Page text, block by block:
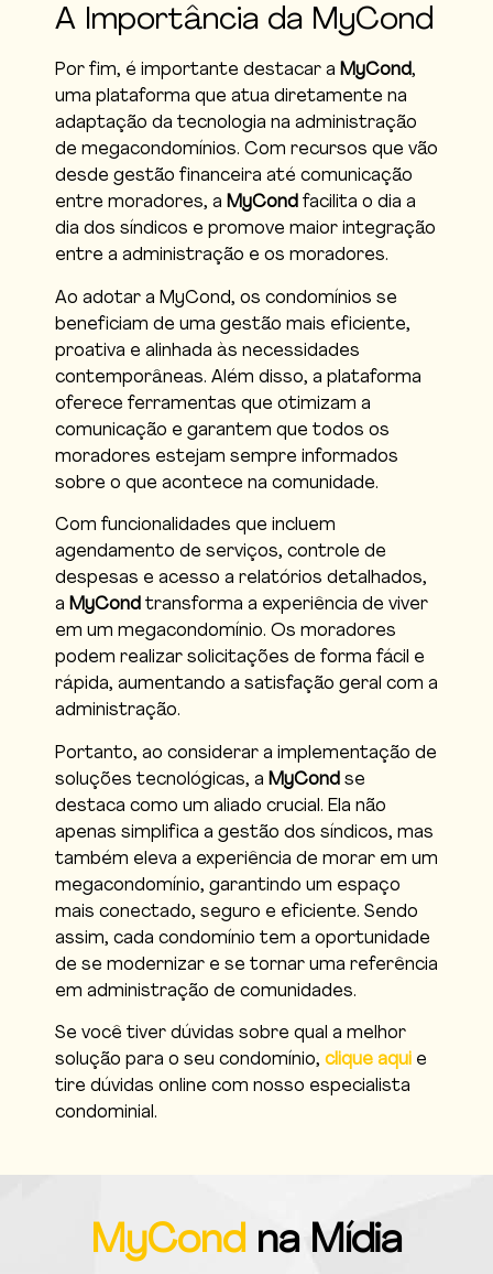
A Importância da MyCond
Por fim, é importante destacar a MyCond,
uma plataforma que atua diretamente na
adaptação da tecnologia na administração
de megacondomínios. Com recursos que vão
desde gestão financeira até comunicação
entre moradores, a MyCond facilita o dia a
dia dos síndicos e promove maior integração
entre a administração e os moradores.
Ao adotar a MyCond, os condomínios se
beneficiam de uma gestão mais eficiente,
proativa e alinhada às necessidades
contemporâneas. Além disso, a plataforma
oferece ferramentas que otimizam a
comunicação e garantem que todos os
moradores estejam sempre informados
sobre o que acontece na comunidade.
Com funcionalidades que incluem
agendamento de serviços, controle de
despesas e acesso a relatórios detalhados,
a MyCond transforma a experiência de viver
em um megacondomínio. Os moradores
podem realizar solicitações de forma fácil e
rápida, aumentando a satisfação geral com a
administração.
Portanto, ao considerar a implementação de
soluções tecnológicas, a MyCond se
destaca como um aliado crucial. Ela não
apenas simplifica a gestão dos síndicos, mas
também eleva a experiência de morar em um
megacondomínio, garantindo um espaço
mais conectado, seguro e eficiente. Sendo
assim, cada condomínio tem a oportunidade
de se modernizar e se tornar uma referência
em administração de comunidades.
Se você tiver dúvidas sobre qual a melhor
solução para o seu condomínio, clique aqui e
tire dúvidas online com nosso especialista
condominial.
MyCond na Mídia